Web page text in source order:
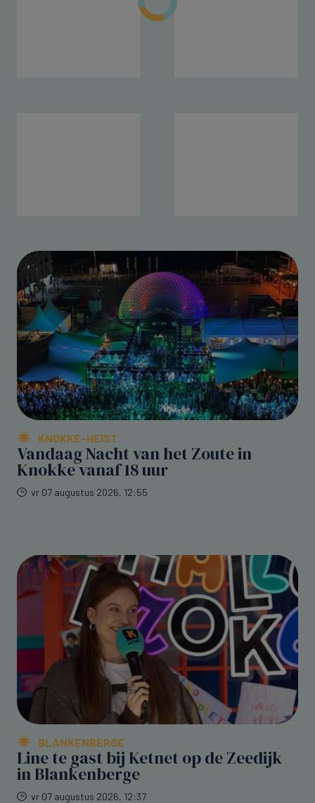
KNOKKE-HEIST
Vandaag Nacht van het Zoute in
Knokke vanaf 18 uur
vr 07 augustus 2026, 12:55
BLANKENBERGE
Line te gast bij Ketnet op de Zeedijk
in Blankenberge
vr 07 augustus 2026, 12:37